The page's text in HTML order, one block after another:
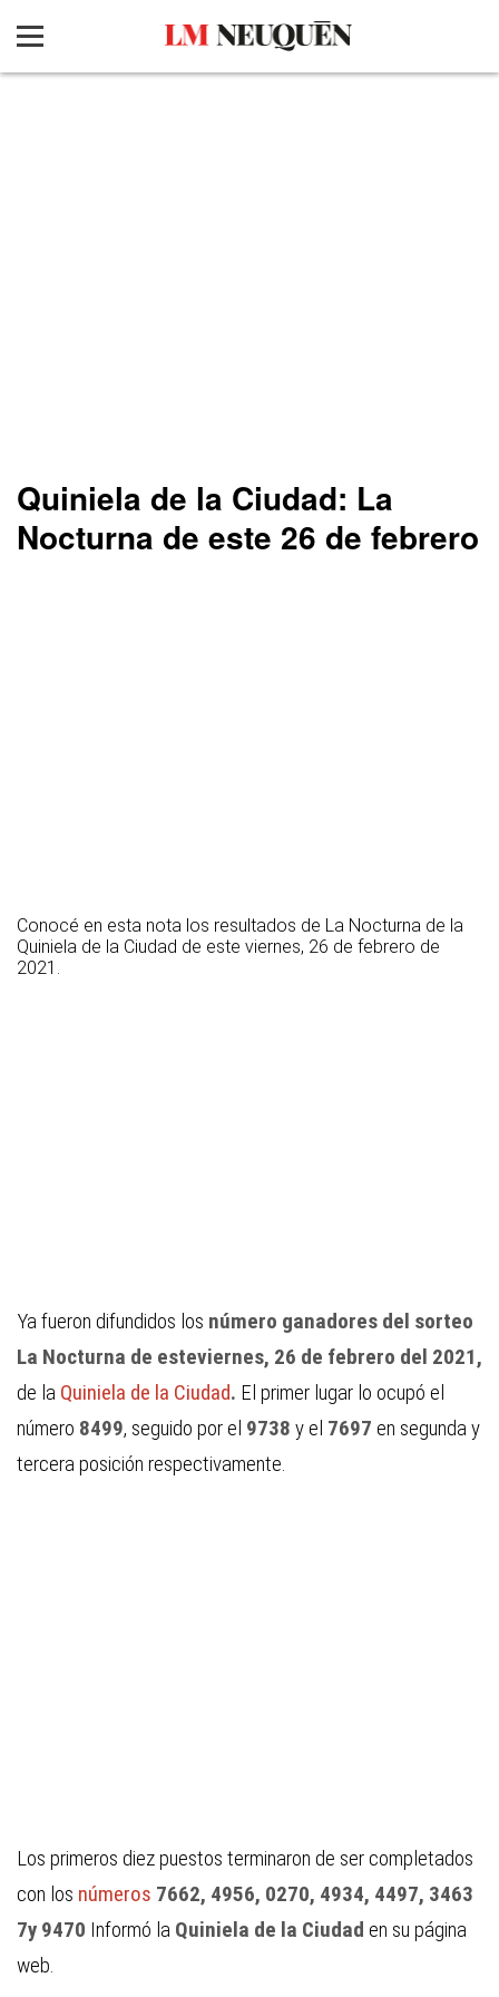
Quiniela de la Ciudad: La
Nocturna de este 26 de febrero
Conocé en esta nota los resultados de La Nocturna de la
Quiniela de la Ciudad de este viernes, 26 de febrero de
2021.
Ya fueron difundidos los número ganadores del sorteo
La Nocturna de esteviernes, 26 de febrero del 2021,
de la Quiniela de la Ciudad. El primer lugar lo ocupó el
número 8499, seguido por el 9738 y el 7697 en segunda y
tercera posición respectivamente.
Los primeros diez puestos terminaron de ser completados
con los números 7662, 4956, 0270, 4934, 4497, 3463
7y 9470 Informó la Quiniela de la Ciudad en su página
web.